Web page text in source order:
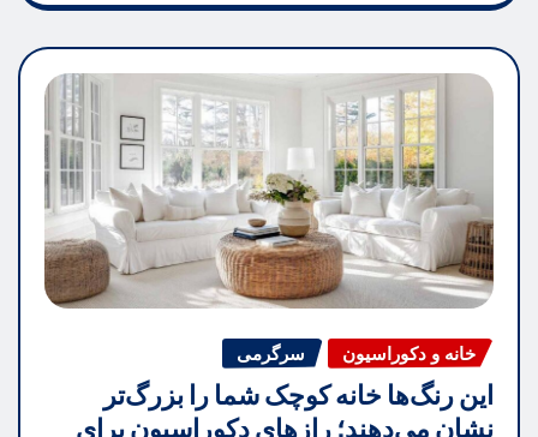
خانه و دکوراسیون سرگرمی
این رنگ‌ها خانه کوچک شما را بزرگ‌تر